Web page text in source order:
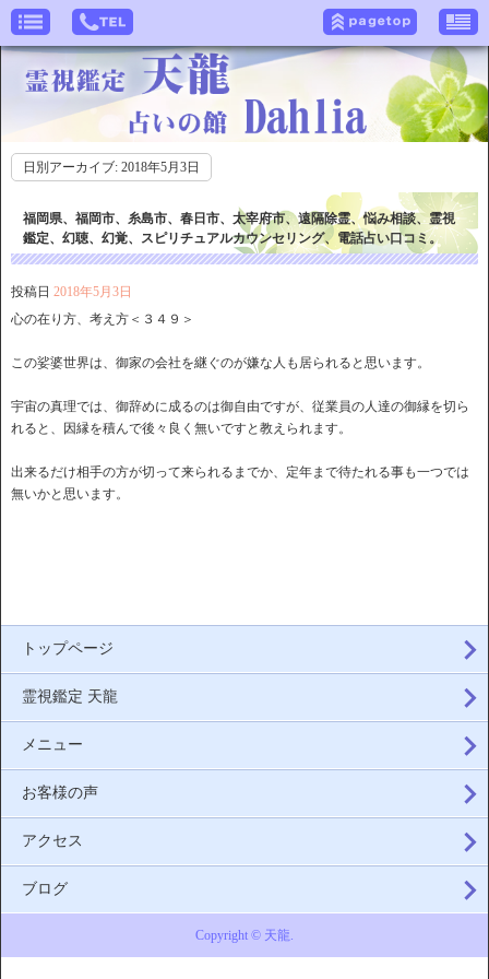
日別アーカイブ: 2018年5月3日
福岡県、福岡市、糸島市、春日市、太宰府市、遠隔除霊、悩み相談、霊視
鑑定、幻聴、幻覚、スピリチュアルカウンセリング、電話占い口コミ。
投稿日 2018年5月3日
心の在り方、考え方＜３４９＞
この娑婆世界は、御家の会社を継ぐのが嫌な人も居られると思います。
宇宙の真理では、御辞めに成るのは御自由ですが、従業員の人達の御縁を切ら
れると、因縁を積んで後々良く無いですと教えられます。
出来るだけ相手の方が切って来られるまでか、定年まで待たれる事も一つでは
無いかと思います。
トップページ
霊視鑑定 天龍
メニュー
お客様の声
アクセス
ブログ
Copyright © 天龍.